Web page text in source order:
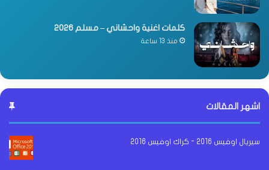
كلمات اغنية واحشاني – مسلم 2026
منذ 13 ساعة
اشهر المقالات
سيريال اوفيس 2016 - كراك اوفيس 2016